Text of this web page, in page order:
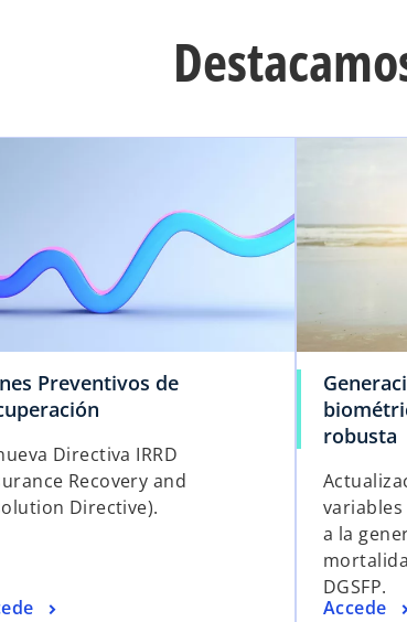
Preventivos de
Directiva IRRD
Recovery and
Directive).
robusta
a la
DGSFP.
Accede